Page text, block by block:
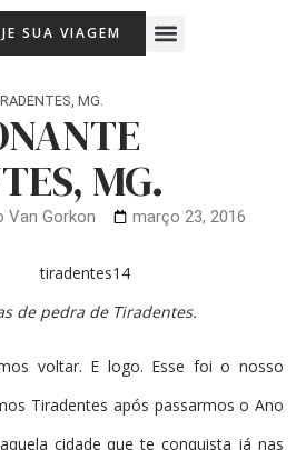
SUA VIAGEM Menu
MG.
MG.
Van Gorkon
março 23, 2016
de pedra de Tiradentes.
E logo. Esse foi o nosso
Tiradentes após passarmos o Ano
cidade que te conquista já nas